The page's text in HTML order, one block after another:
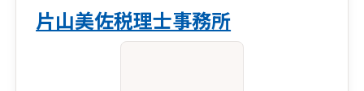
片山美佐税理士事務所